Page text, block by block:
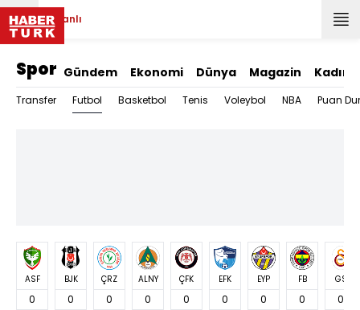
Canlı
Spor Gündem Ekonomi Dünya Magazin Kadın
Transfer Futbol Basketbol Tenis Voleybol NBA Puan
ASF
0
BJK
0
ÇRZ
0
ALNY
0
ÇFK
0
EFK
0
EYP
0
FB
0
GS
0